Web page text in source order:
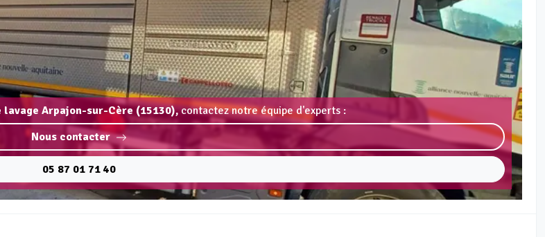
Arpajon-sur-Cère (15130),contactez notre équipe d'experts :
Nous contacter
05 87 01 71 40